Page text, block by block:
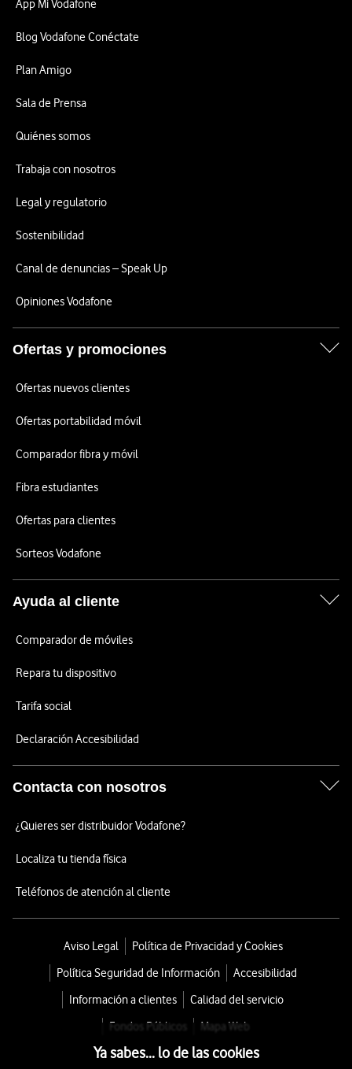
App Mi Vodafone
Blog Vodafone Conéctate
Plan Amigo
Sala de Prensa
Quiénes somos
Trabaja con nosotros
Legal y regulatorio
Sostenibilidad
Canal de denuncias – Speak Up
Opiniones Vodafone
Ofertas y promociones
Ofertas nuevos clientes
Ofertas portabilidad móvil
Comparador fibra y móvil
Fibra estudiantes
Ofertas para clientes
Sorteos Vodafone
Ayuda al cliente
Comparador de móviles
Repara tu dispositivo
Tarifa social
Declaración Accesibilidad
Contacta con nosotros
¿Quieres ser distribuidor Vodafone?
Localiza tu tienda física
Teléfonos de atención al cliente
Aviso Legal
Política de Privacidad y Cookies
Política Seguridad de Información
Accesibilidad
Información a clientes
Calidad del servicio
Fondos Públicos
Mapa Web
Ya sabes... lo de las cookies